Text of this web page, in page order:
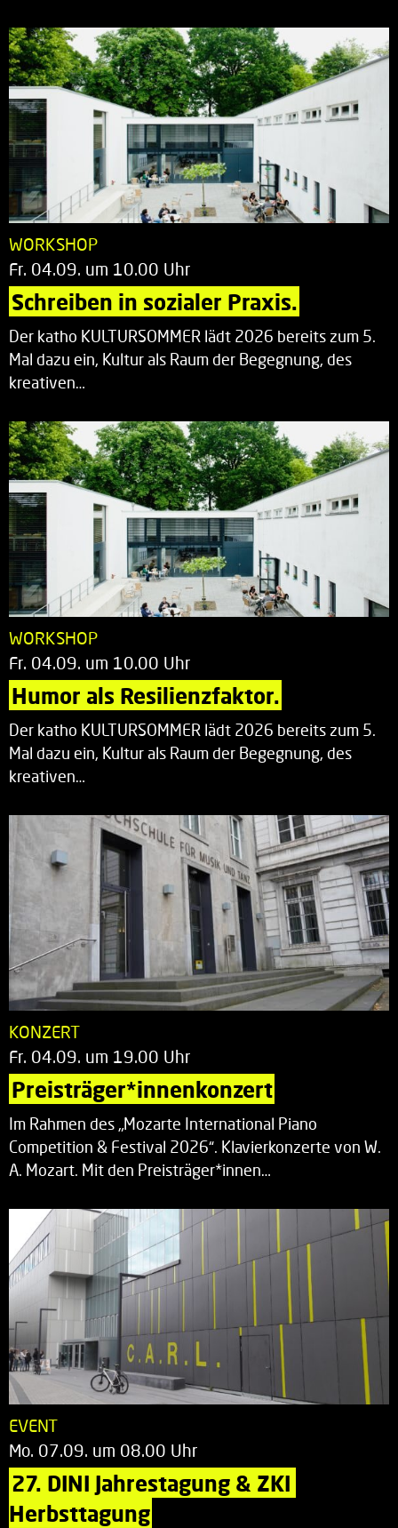
WORKSHOP
Fr. 04.09. um 10.00 Uhr
Schreiben in sozialer Praxis.
Der katho KULTURSOMMER lädt 2026 bereits zum 5.
Mal dazu ein, Kultur als Raum der Begegnung, des
kreativen…
WORKSHOP
Fr. 04.09. um 10.00 Uhr
Humor als Resilienzfaktor.
Der katho KULTURSOMMER lädt 2026 bereits zum 5.
Mal dazu ein, Kultur als Raum der Begegnung, des
kreativen…
KONZERT
Fr. 04.09. um 19.00 Uhr
Preisträger*innenkonzert
Im Rahmen des „Mozarte International Piano
Competition & Festival 2026“. Klavierkonzerte von W.
A. Mozart. Mit den Preisträger*innen…
EVENT
Mo. 07.09. um 08.00 Uhr
27. DINI Jahrestagung & ZKI
Herbsttagung